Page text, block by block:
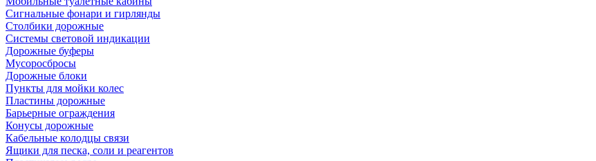
Сигнальные фонари и гирлянды
Столбики дорожные
Системы световой индикации
Дорожные буферы
Мусоросбросы
Дорожные блоки
Пункты для мойки колес
Пластины дорожные
Барьерные ограждения
Конусы дорожные
Кабельные колодцы связи
Ящики для песка, соли и реагентов